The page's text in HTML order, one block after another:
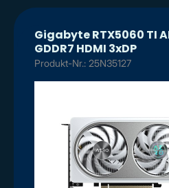
Gigabyte RTX5060 TI
GDDR7 HDMI 3xDP
Produkt-Nr.: 25N35127